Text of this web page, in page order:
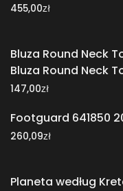
455,00zł
Bluza Round Neck
Bluza Round Neck
147,00zł
Footguard 641850
260,09zł
Planeta według